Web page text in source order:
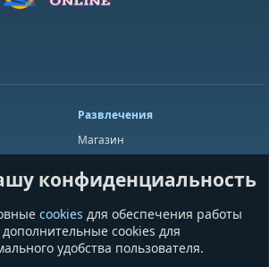
Развлечения
Магазин
Лотереи
Приложения
Разное
конфиденциальность
cookies для обеспечения работы
дополнительные cookies для
удобства пользователя.